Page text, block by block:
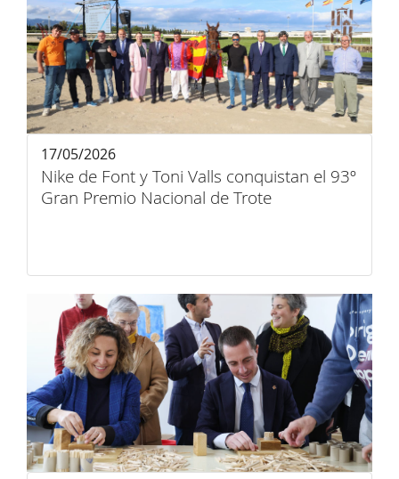
Nike de Font y Toni Valls conquistan el 93º
Gran Premio Nacional de Trote
17/05/2026